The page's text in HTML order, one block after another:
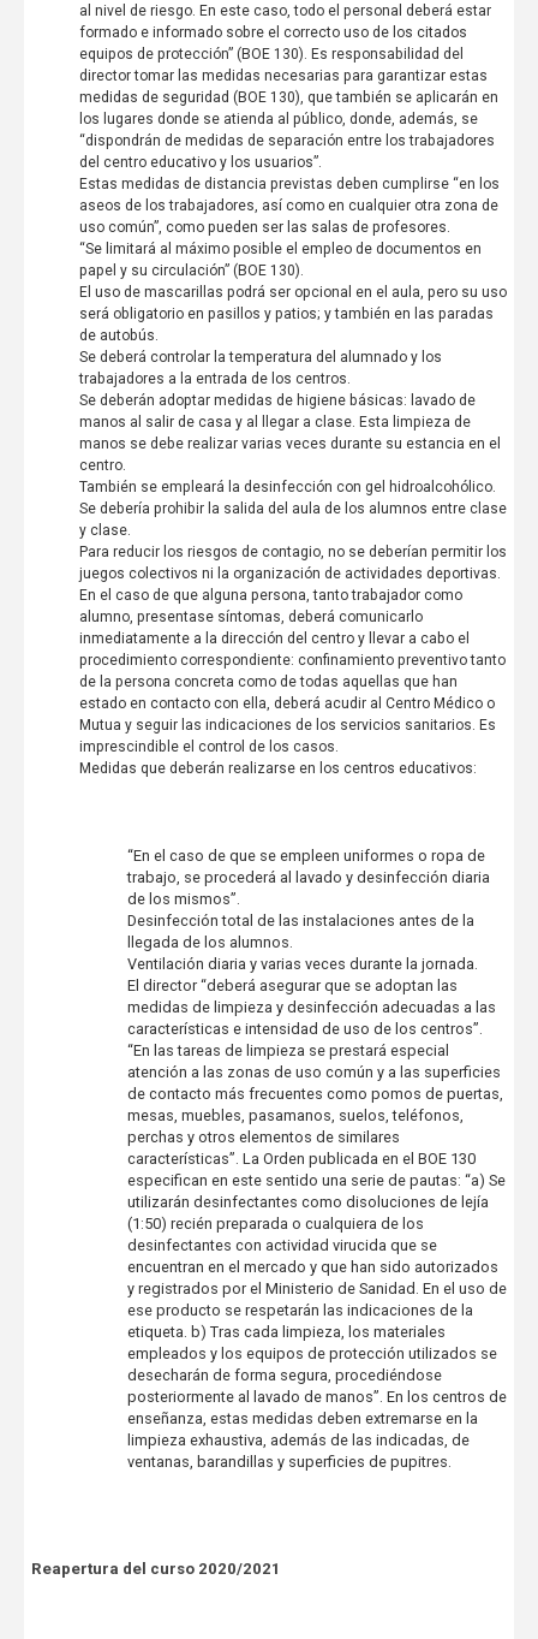
al nivel de riesgo. En este caso, todo el personal deberá estar
formado e informado sobre el correcto uso de los citados
equipos de protección” (BOE 130). Es responsabilidad del
director tomar las medidas necesarias para garantizar estas
medidas de seguridad (BOE 130), que también se aplicarán en
los lugares donde se atienda al público, donde, además, se
“dispondrán de medidas de separación entre los trabajadores
del centro educativo y los usuarios”.
Estas medidas de distancia previstas deben cumplirse “en los
aseos de los trabajadores, así como en cualquier otra zona de
uso común”, como pueden ser las salas de profesores.
“Se limitará al máximo posible el empleo de documentos en
papel y su circulación” (BOE 130).
El uso de mascarillas podrá ser opcional en el aula, pero su uso
será obligatorio en pasillos y patios; y también en las paradas
de autobús.
Se deberá controlar la temperatura del alumnado y los
trabajadores a la entrada de los centros.
Se deberán adoptar medidas de higiene básicas: lavado de
manos al salir de casa y al llegar a clase. Esta limpieza de
manos se debe realizar varias veces durante su estancia en el
centro.
También se empleará la desinfección con gel hidroalcohólico.
Se debería prohibir la salida del aula de los alumnos entre clase
y clase.
Para reducir los riesgos de contagio, no se deberían permitir los
juegos colectivos ni la organización de actividades deportivas.
En el caso de que alguna persona, tanto trabajador como
alumno, presentase síntomas, deberá comunicarlo
inmediatamente a la dirección del centro y llevar a cabo el
procedimiento correspondiente: confinamiento preventivo tanto
de la persona concreta como de todas aquellas que han
estado en contacto con ella, deberá acudir al Centro Médico o
Mutua y seguir las indicaciones de los servicios sanitarios. Es
imprescindible el control de los casos.
Medidas que deberán realizarse en los centros educativos:
“En el caso de que se empleen uniformes o ropa de
trabajo, se procederá al lavado y desinfección diaria
de los mismos”.
Desinfección total de las instalaciones antes de la
llegada de los alumnos.
Ventilación diaria y varias veces durante la jornada.
El director “deberá asegurar que se adoptan las
medidas de limpieza y desinfección adecuadas a las
características e intensidad de uso de los centros”.
“En las tareas de limpieza se prestará especial
atención a las zonas de uso común y a las superficies
de contacto más frecuentes como pomos de puertas,
mesas, muebles, pasamanos, suelos, teléfonos,
perchas y otros elementos de similares
características”. La Orden publicada en el BOE 130
especifican en este sentido una serie de pautas: “a) Se
utilizarán desinfectantes como disoluciones de lejía
(1:50) recién preparada o cualquiera de los
desinfectantes con actividad virucida que se
encuentran en el mercado y que han sido autorizados
y registrados por el Ministerio de Sanidad. En el uso de
ese producto se respetarán las indicaciones de la
etiqueta. b) Tras cada limpieza, los materiales
empleados y los equipos de protección utilizados se
desecharán de forma segura, procediéndose
posteriormente al lavado de manos”. En los centros de
enseñanza, estas medidas deben extremarse en la
limpieza exhaustiva, además de las indicadas, de
ventanas, barandillas y superficies de pupitres.
Reapertura del curso 2020/2021